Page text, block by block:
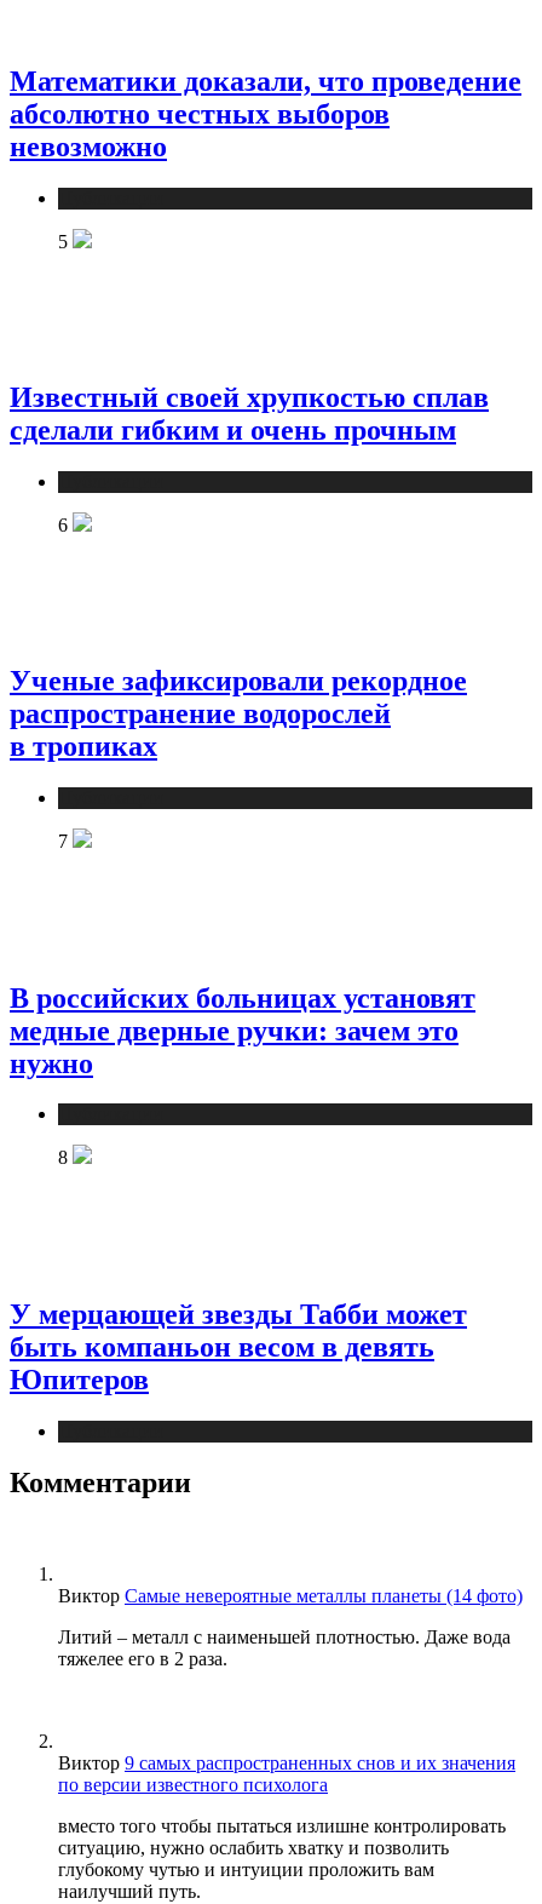
Математики доказали, что проведение
абсолютно честных выборов
невозможно
5
Известный своей хрупкостью сплав
сделали гибким и очень прочным
6
Ученые зафиксировали рекордное
распространение водорослей
в тропиках
7
В российских больницах установят
медные дверные ручки: зачем это
нужно
8
У мерцающей звезды Табби может
быть компаньон весом в девять
Юпитеров
Комментарии
Виктор Самые невероятные металлы планеты (14 фото)
Литий – металл с наименьшей плотностью. Даже вода
тяжелее его в 2 раза.
Виктор 9 самых распространенных снов и их значения
по версии известного психолога
вместо того чтобы пытаться излишне контролировать
ситуацию, нужно ослабить хватку и позволить
глубокому чутью и интуиции проложить вам
наилучший путь.